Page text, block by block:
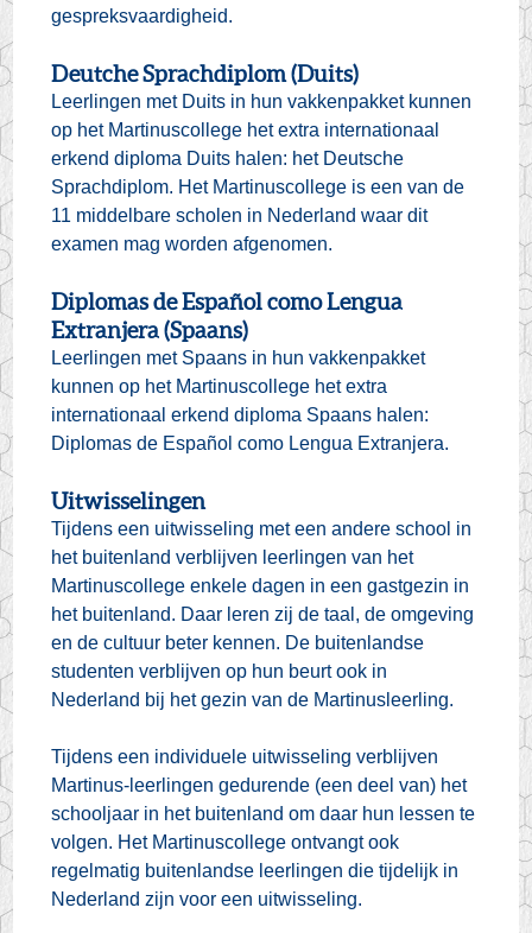
gespreksvaardigheid.
Deutche Sprachdiplom (Duits)
Leerlingen met Duits in hun vakkenpakket kunnen
op het Martinuscollege het extra internationaal
erkend diploma Duits halen: het Deutsche
Sprachdiplom. Het Martinuscollege is een van de
11 middelbare scholen in Nederland waar dit
examen mag worden afgenomen.
Diplomas de Español como Lengua
Extranjera (Spaans)
Leerlingen met Spaans in hun vakkenpakket
kunnen op het Martinuscollege het extra
internationaal erkend diploma Spaans halen:
Diplomas de Español como Lengua Extranjera.
Uitwisselingen
Tijdens een uitwisseling met een andere school in
het buitenland verblijven leerlingen van het
Martinuscollege enkele dagen in een gastgezin in
het buitenland. Daar leren zij de taal, de omgeving
en de cultuur beter kennen. De buitenlandse
studenten verblijven op hun beurt ook in
Nederland bij het gezin van de Martinusleerling.
Tijdens een individuele uitwisseling verblijven
Martinus-leerlingen gedurende (een deel van) het
schooljaar in het buitenland om daar hun lessen te
volgen. Het Martinuscollege ontvangt ook
regelmatig buitenlandse leerlingen die tijdelijk in
Nederland zijn voor een uitwisseling.